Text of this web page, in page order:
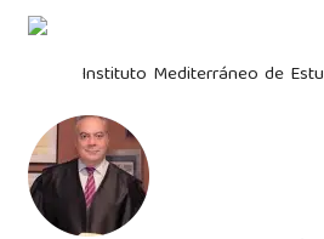
Instituto Mediterráneo de